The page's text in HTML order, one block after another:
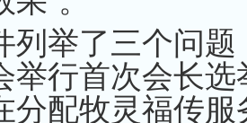
举了三个问题
举行首次会长
分配牧灵福传